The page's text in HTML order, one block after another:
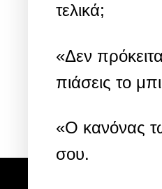
τελικά;
«Δεν
πιάσεις το
«Ο κανόνας
σου.